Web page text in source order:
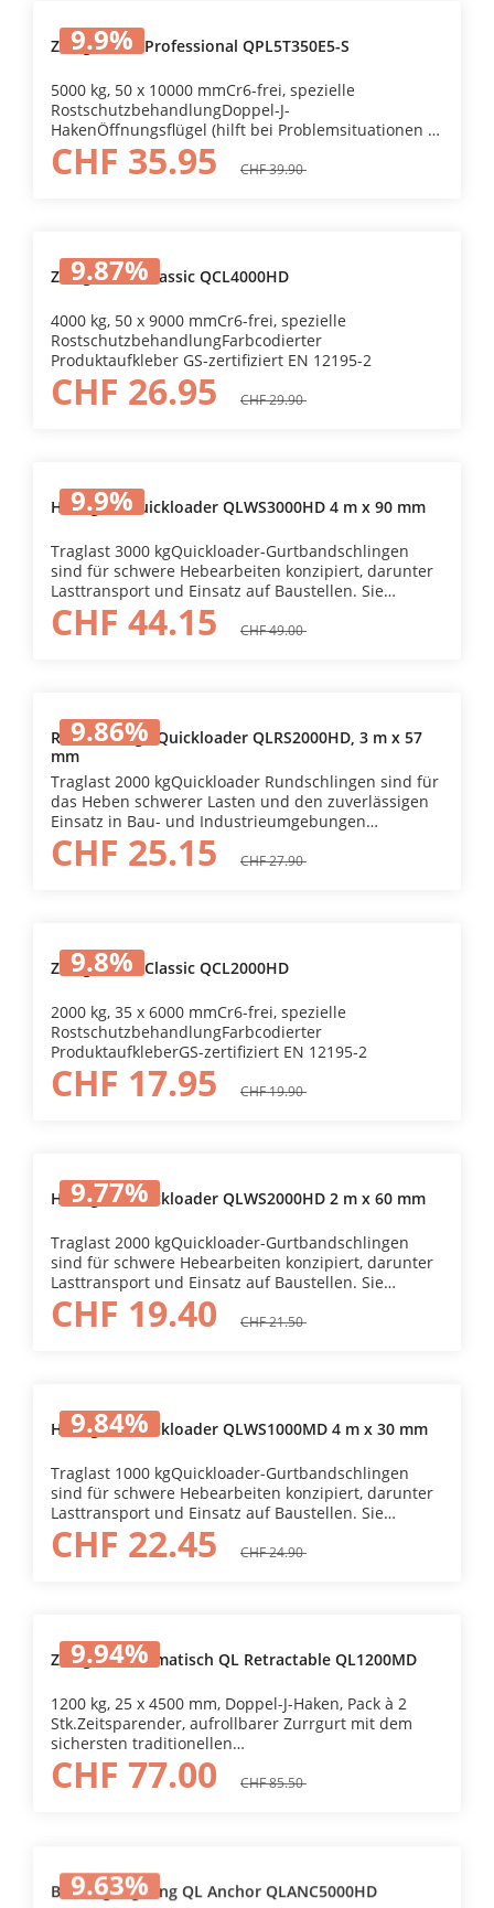
9.9%
Zurrgurt QL Professional QPL5T350E5-S
5000 kg, 50 x 10000 mmCr6-frei, spezielle
RostschutzbehandlungDoppel-J-
HakenÖffnungsflügel (hilft bei Problemsituationen &
erleichtert die Wartung)Spezielles Getriebesystem
mit höherem STF (360)Dehnung <5 %Ergonomisches
CHF 35.95 CHF 39.90
9.87%
Zurrgurt QL Classic QCL4000HD
4000 kg, 50 x 9000 mmCr6-frei, spezielle
RostschutzbehandlungFarbcodierter
Produktaufkleber GS-zertifiziert EN 12195-2
CHF 26.95 CHF 29.90
9.9%
Hebegurt Quickloader QLWS3000HD 4 m x 90 mm
Traglast 3000 kgQuickloader-Gurtbandschlingen
sind für schwere Hebearbeiten konzipiert, darunter
Lasttransport und Einsatz auf Baustellen. Sie
bestehen aus strapazierfähigem Fortiweave-
Flachgewebe und bieten langlebige Leistung und
CHF 44.15 CHF 49.00
9.86%
Rundschlinge Quickloader QLRS2000HD, 3 m x 57
mm
Traglast 2000 kgQuickloader Rundschlingen sind für
das Heben schwerer Lasten und den zuverlässigen
Einsatz in Bau- und Industrieumgebungen
konzipiert. Sie bestehen aus langlebigem
Fortiweave-Gurtband und bieten eine
CHF 25.15 CHF 27.90
9.8%
Zurrgurt QL Classic QCL2000HD
2000 kg, 35 x 6000 mmCr6-frei, spezielle
RostschutzbehandlungFarbcodierter
ProduktaufkleberGS-zertifiziert EN 12195-2
CHF 17.95 CHF 19.90
9.77%
Hebegurt Quickloader QLWS2000HD 2 m x 60 mm
Traglast 2000 kgQuickloader-Gurtbandschlingen
sind für schwere Hebearbeiten konzipiert, darunter
Lasttransport und Einsatz auf Baustellen. Sie
bestehen aus strapazierfähigem Fortiweave-
Flachgewebe und bieten langlebige Leistung und
CHF 19.40 CHF 21.50
9.84%
Hebegurt Quickloader QLWS1000MD 4 m x 30 mm
Traglast 1000 kgQuickloader-Gurtbandschlingen
sind für schwere Hebearbeiten konzipiert, darunter
Lasttransport und Einsatz auf Baustellen. Sie
bestehen aus strapazierfähigem Fortiweave-
Flachgewebe und bieten langlebige Leistung und
CHF 22.45 CHF 24.90
9.94%
Zurrgurt automatisch QL Retractable QL1200MD
1200 kg, 25 x 4500 mm, Doppel-J-Haken, Pack à 2
Stk.Zeitsparender, aufrollbarer Zurrgurt mit dem
sichersten traditionellen
VerriegelungsmechanismusÖffnungsflügel (hilft in
Problemsituationen und erleichtert die
lose Gurtband muss nicht verknotet werden)Doppel-
J-HakenUmweltfreundliche, farbcodierte
CHF 77.00 CHF 85.50
9.63%
Befestigungsring QL Anchor QLANC5000HD